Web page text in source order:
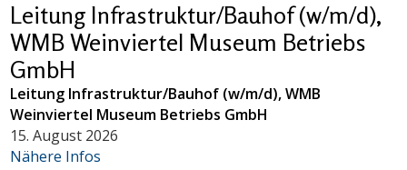
Leitung Infrastruktur/Bauhof (w/m/d),
WMB Weinviertel Museum Betriebs
GmbH
Leitung Infrastruktur/Bauhof (w/m/d), WMB
Weinviertel Museum Betriebs GmbH
15. August 2026
Nähere Infos